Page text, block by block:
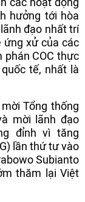
hưởng tới hòa
đạo nhất trí
ứng xử của các
phán COC thực
tế, nhất là
Tổng thống
mời lãnh đạo
đỉnh vì tăng
lần thứ tư vào
Subianto
thăm lại Việt